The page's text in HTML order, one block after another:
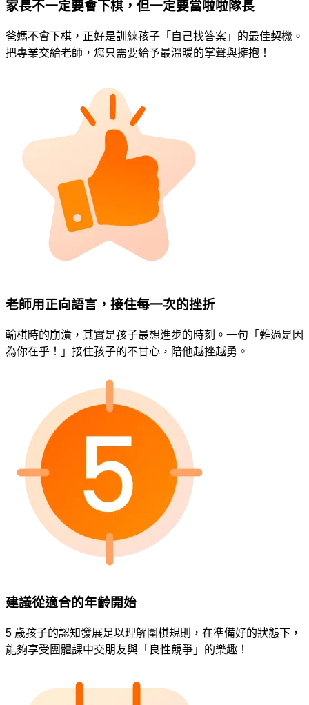
家長不一定要會下棋，但一定要當啦啦隊長
爸媽不會下棋，正好是訓練孩子「自己找答案」的最佳契機。
把專業交給老師，您只需要給予最溫暖的掌聲與擁抱！
老師用正向語言，接住每一次的挫折
輸棋時的崩潰，其實是孩子最想進步的時刻。一句「難過是因
為你在乎！」接住孩子的不甘心，陪他越挫越勇。
建議從適合的年齡開始
5 歲孩子的認知發展足以理解圍棋規則，在準備好的狀態下，
能夠享受團體課中交朋友與「良性競爭」的樂趣！